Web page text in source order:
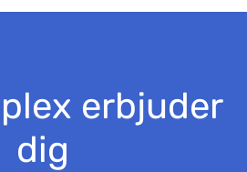
erbjuder
dig